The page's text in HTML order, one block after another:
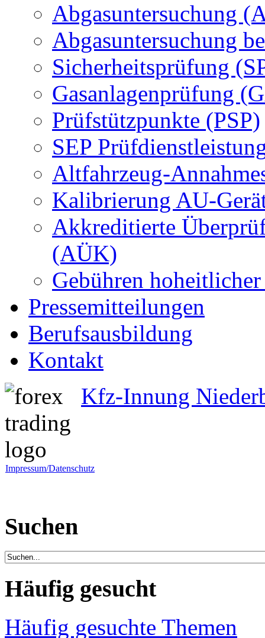
Abgasuntersuchung
Abgasuntersuchung
Sicherheitsprüfung
Gasanlagenprüfung
Prüfstützpunkte (PSP)
SEP
Altfahrzeug-
Kalibrierung AU-
Akkreditierte
(AÜK)
Gebühren
Pressemitteilungen
Berufsausbildung
Kontakt
Kfz-Innung
Impressum/Datenschutz
Suchen
Häufig gesucht
Häufig gesuchte Themen